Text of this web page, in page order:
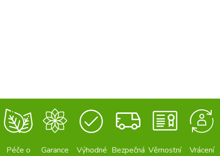
Péče o
Garance
Výhodné Bezpečná Věrnostní
Vrácení